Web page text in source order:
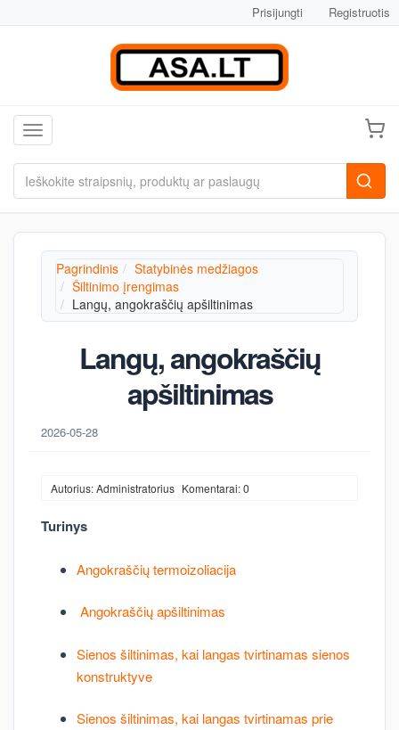
Prisijungti Registruotis
Toggle navigation
Pagrindinis
Statybinės medžiagos
Šiltinimo įrengimas
Langų, angokraščių apšiltinimas
Langų, angokraščių
apšiltinimas
2026-05-28
Autorius: Administratorius Komentarai: 0
Turinys
Angokraščių termoizoliacija
Angokraščių apšiltinimas
Sienos šiltinimas, kai langas tvirtinamas sienos
konstruktyve
Sienos šiltinimas, kai langas tvirtinamas prie